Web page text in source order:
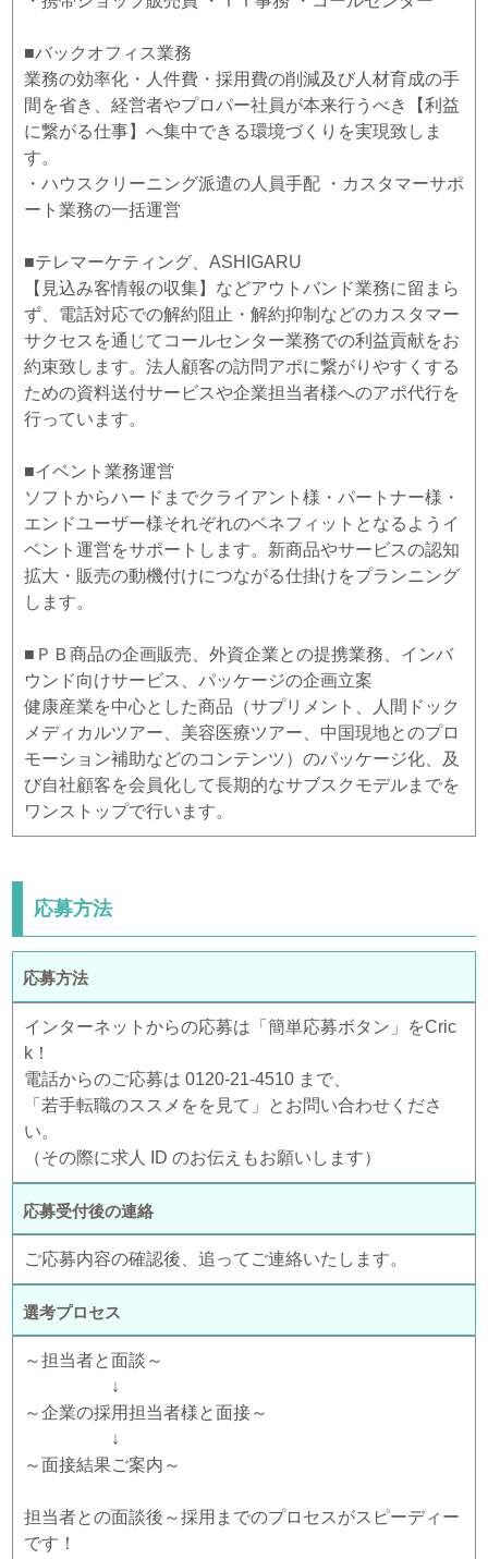
■バックオフィス業務
業務の効率化・人件費・採用費の削減及び人材育成の手
間を省き、経営者やプロパー社員が本来行うべき【利益
に繋がる仕事】へ集中できる環境づくりを実現致しま
す。
・ハウスクリーニング派遣の人員手配 ・カスタマーサポ
ート業務の一括運営
■テレマーケティング、ASHIGARU
【見込み客情報の収集】などアウトバンド業務に留まら
ず、電話対応での解約阻止・解約抑制などのカスタマー
サクセスを通じてコールセンター業務での利益貢献をお
約束致します。法人顧客の訪問アポに繋がりやすくする
ための資料送付サービスや企業担当者様へのアポ代行を
行っています。
■イベント業務運営
ソフトからハードまでクライアント様・パートナー様・
エンドユーザー様それぞれのベネフィットとなるようイ
ベント運営をサポートします。新商品やサービスの認知
拡大・販売の動機付けにつながる仕掛けをプランニング
します。
■ＰＢ商品の企画販売、外資企業との提携業務、インバ
ウンド向けサービス、パッケージの企画立案
健康産業を中心とした商品（サプリメント、人間ドック
メディカルツアー、美容医療ツアー、中国現地とのプロ
モーション補助などのコンテンツ）のパッケージ化、及
び自社顧客を会員化して長期的なサブスクモデルまでを
ワンストップで行います。
応募方法
応募方法
インターネットからの応募は「簡単応募ボタン」をCric
k！
電話からのご応募は 0120-21-4510 まで、
「若手転職のススメをを見て」とお問い合わせくださ
い。
（その際に求人 ID のお伝えもお願いします）
応募受付後の連絡
ご応募内容の確認後、追ってご連絡いたします。
選考プロセス
～担当者と面談～
↓
～企業の採用担当者様と面接～
↓
～面接結果ご案内～
担当者との面談後～採用までのプロセスがスピーディー
です！